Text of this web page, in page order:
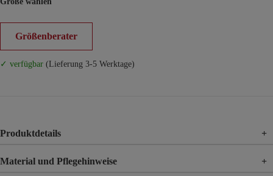
Größenberater
✓ verfügbar (Lieferung 3-5 Werktage)
Produktdetails +
Material und Pflegehinweise +